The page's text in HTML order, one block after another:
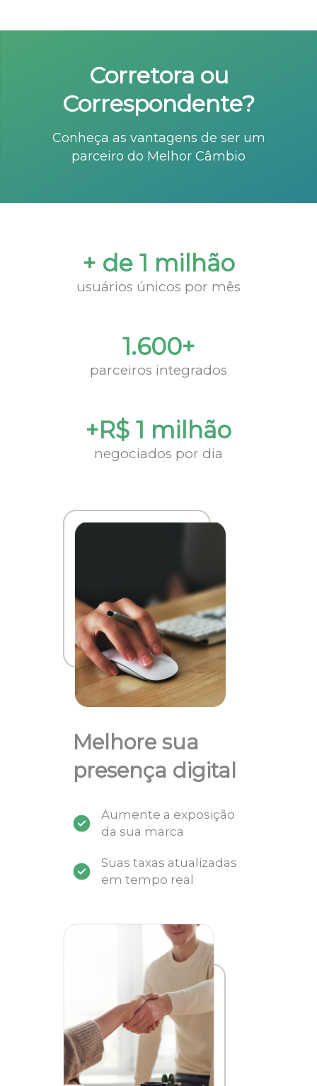
Corretora ou
Correspondente?
Conheça as vantagens de ser um
parceiro do Melhor Câmbio
+ de 1 milhão
usuários únicos por mês
1.600+
parceiros integrados
+R$ 1 milhão
negociados por dia
Melhore sua
presença digital
Aumente a exposição
da sua marca
Suas taxas atualizadas
em tempo real